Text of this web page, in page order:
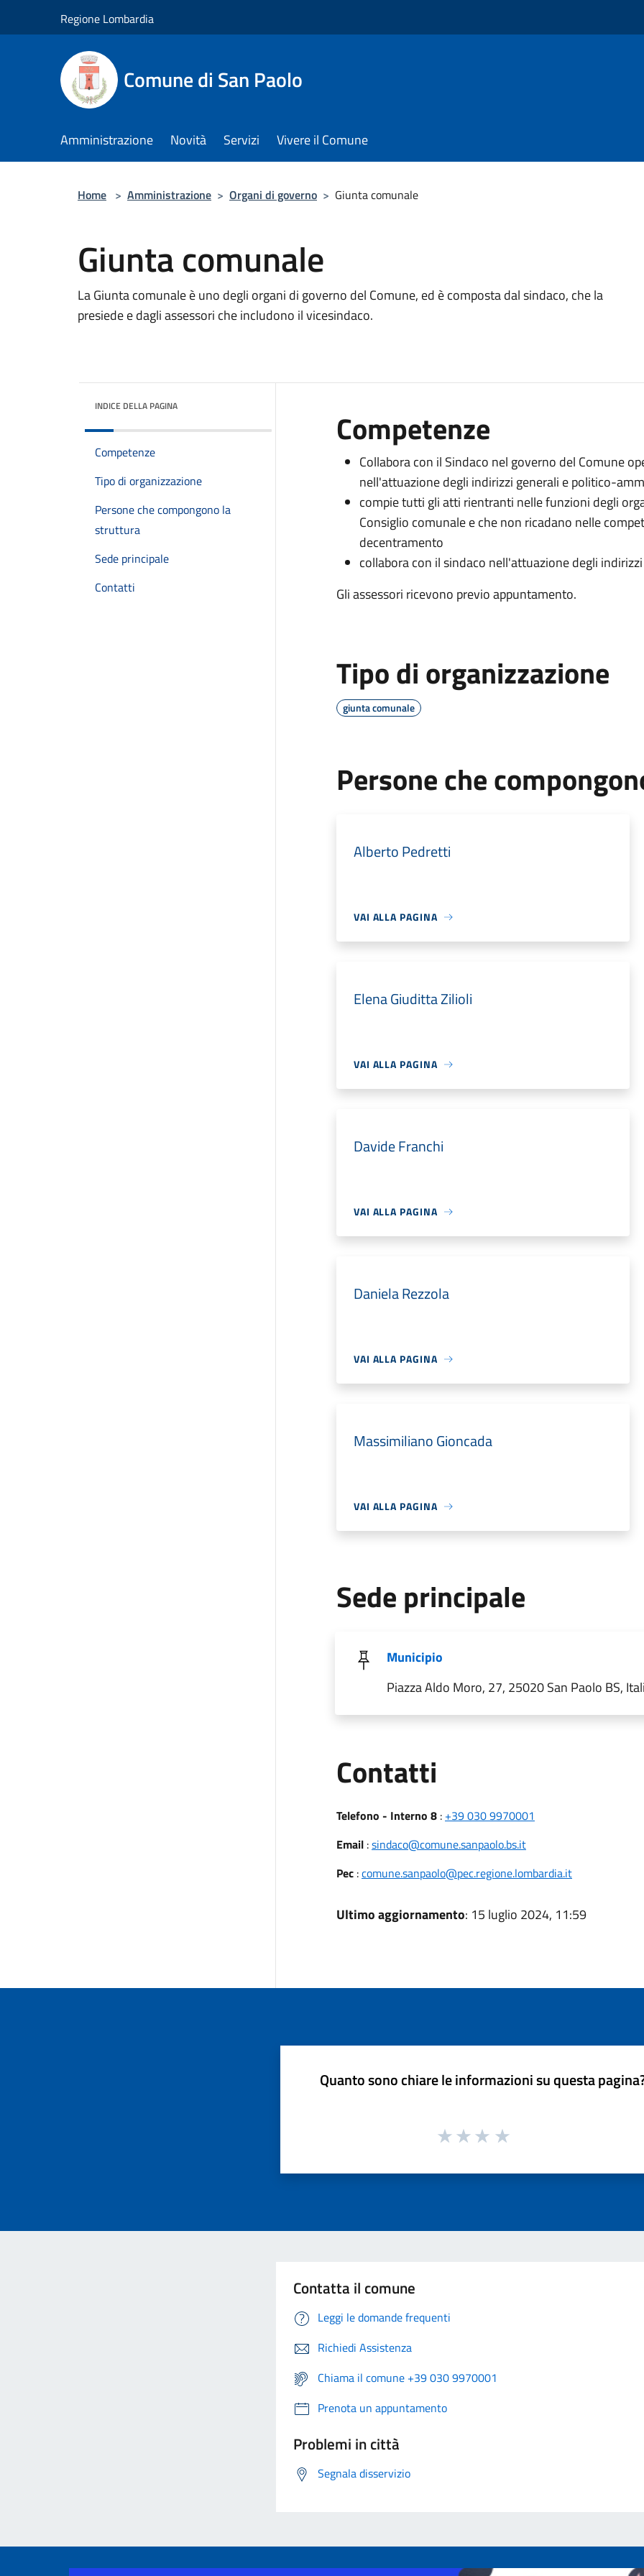
Regione Lombardia
Comune di San Paolo
Amministrazione Novità Servizi Vivere il Comune
Home > Amministrazione > Organi di governo > Giunta comunale
Giunta comunale
La Giunta comunale è uno degli organi di governo del Comune, ed è composta dal sindaco, che la
presiede e dagli assessori che includono il vicesindaco.
INDICE DELLA PAGINA
Competenze
Tipo di organizzazione
Persone che compongono la
struttura
Sede principale
Contatti
Competenze
Collabora con il Sindaco nel governo del Comune
nell'attuazione degli indirizzi generali e politico-
compie tutti gli atti rientranti nelle funzioni degli
Consiglio comunale e che non ricadano nelle
decentramento
collabora con il sindaco nell'attuazione degli
Gli assessori ricevono previo appuntamento.
Tipo di organizzazione
giunta comunale
Persone che
Alberto Pedretti
VAI ALLA PAGINA
Elena Giuditta Zilioli
VAI ALLA PAGINA
Davide Franchi
VAI ALLA PAGINA
Daniela Rezzola
VAI ALLA PAGINA
Massimiliano Gioncada
VAI ALLA PAGINA
Sede principale
Municipio
Piazza Aldo Moro, 27, 25020 San Paolo BS,
Contatti
Telefono - Interno 8: +39 030 9970001
Email:sindaco@comune.sanpaolo.bs.it
Pec:comune.sanpaolo@pec.regione.lombardia.it
Ultimo aggiornamento: 15 luglio 2024, 11:59
Quanto sono chiare le informazioni su questa
Contatta il comune
Leggi le domande frequenti
Richiedi Assistenza
Chiama il comune +39 030 9970001
Prenota un appuntamento
Problemi in città
Segnala disservizio